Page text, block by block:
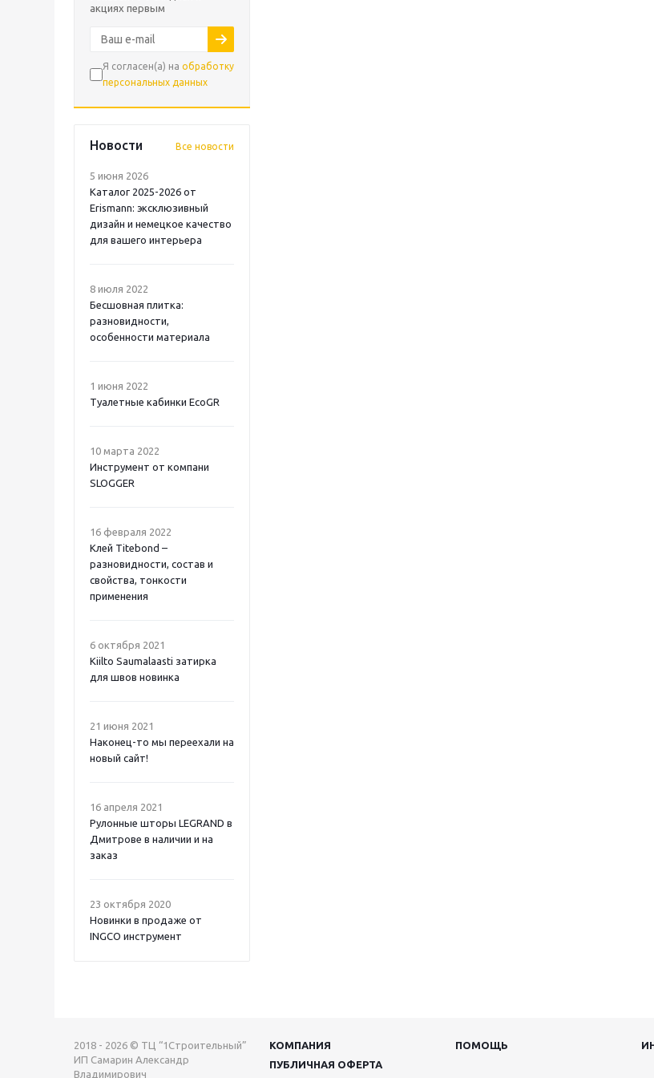
акциях первым
Я согласен(а) на обработку
персональных данных
Новости Все новости
5 июня 2026
Каталог 2025-2026 от
Erismann: эксклюзивный
дизайн и немецкое качество
для вашего интерьера
8 июля 2022
Бесшовная плитка:
разновидности,
особенности материала
1 июня 2022
Туалетные кабинки EcoGR
10 марта 2022
Инструмент от компани
SLOGGER
16 февраля 2022
Клей Titebond –
разновидности, состав и
свойства, тонкости
применения
6 октября 2021
Kiilto Saumalaasti затирка
для швов новинка
21 июня 2021
Наконец-то мы переехали на
новый сайт!
16 апреля 2021
Рулонные шторы LEGRAND в
Дмитрове в наличии и на
заказ
23 октября 2020
Новинки в продаже от
INGCO инструмент
2018 - 2026 © ТЦ “1Строительный”
ИП Самарин Александр
Владимирович
КОМПАНИЯ ПОМОЩЬ
ПУБЛИЧНАЯ ОФЕРТА